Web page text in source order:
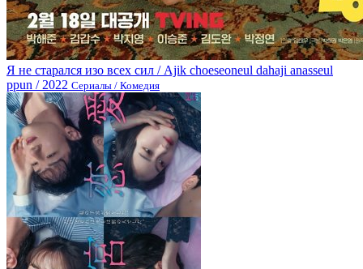
Я не старался изо всех сил / Ajik choeseoneul dahaji anasseul
ppun / 2022 Сериалы / Комедия